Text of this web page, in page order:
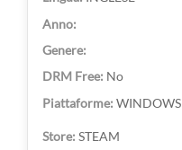
No
WINDOWS
STEAM